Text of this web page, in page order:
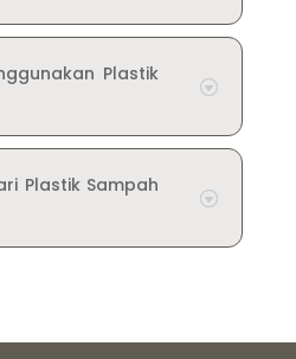
Plastik
Plastik Sampah